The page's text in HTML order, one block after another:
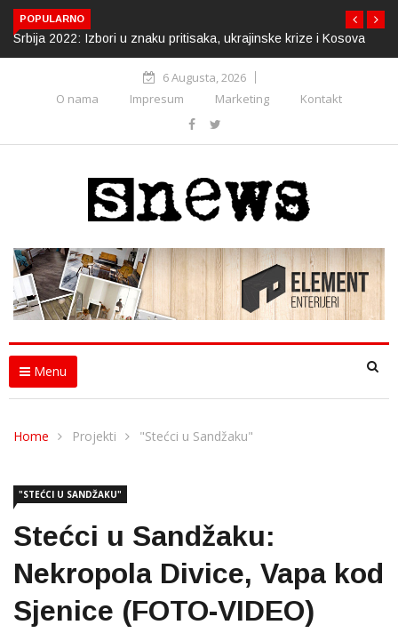
POPULARNO
Srbija 2022: Izbori u znaku pritisaka, ukrajinske krize i Kosova
6 Augusta, 2026
O nama
Impresum Marketing Kontakt
Menu
Home Projekti "Stećci u Sandžaku"
"STEĆCI U SANDŽAKU"
Stećci u Sandžaku:
Nekropola Divice, Vapa kod
Sjenice (FOTO-VIDEO)